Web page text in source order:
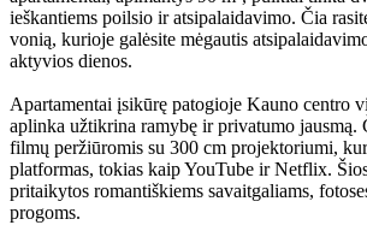
ieškantiems poilsio ir atsipalaidavimo. Čia
vonią, kurioje galėsite mėgautis
aktyvios dienos.
Apartamentai įsikūrę patogioje Kauno centro
aplinka užtikrina ramybę ir privatumo jausmą.
filmų peržiūromis su 300 cm projektoriumi,
platformas, tokias kaip YouTube ir Netflix.
pritaikytos romantiškiems savaitgaliams,
progoms.